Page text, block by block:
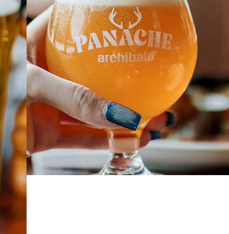
À PROPOS EMPLOIS EN ÉPICERIE BOUTIQUE
TRAITEUR ÉVÉNEMENTIEL NOUS JOINDRE
DONNER VOTRE OPINION